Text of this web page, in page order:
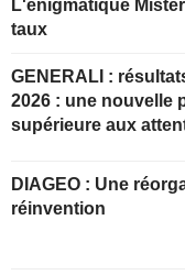
L'énigmatique
taux
GENERALI : résultats du 1er semestre
2026 : une nouvelle
supérieure aux
DIAGEO : Une réorganisation, pas une
réinvention